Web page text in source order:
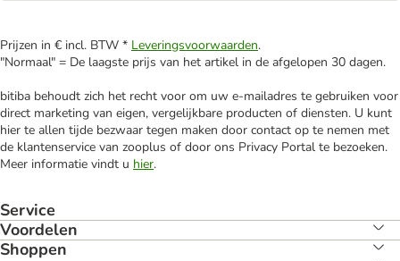
Prijzen in € incl. BTW * Leveringsvoorwaarden.
"Normaal" = De laagste prijs van het artikel in de afgelopen 30 dagen.
bitiba behoudt zich het recht voor om uw e-mailadres te gebruiken voor
direct marketing van eigen, vergelijkbare producten of diensten. U kunt
hier te allen tijde bezwaar tegen maken door contact op te nemen met
de klantenservice van zooplus of door ons Privacy Portal te bezoeken.
Meer informatie vindt u hier.
Service
Voordelen
Shoppen